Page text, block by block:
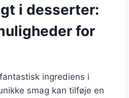
i desserter:
for
ingrediens i
smag kan tilføje en